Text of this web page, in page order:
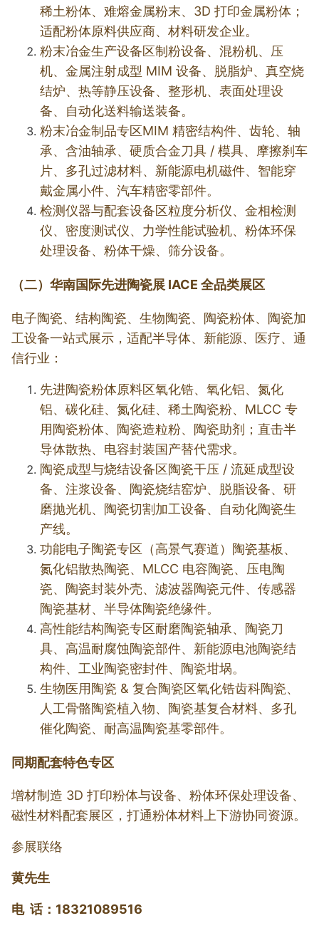
稀土粉体、难熔金属粉末、3D 打印金属粉体；
适配粉体原料供应商、材料研发企业。
粉末冶金生产设备区制粉设备、混粉机、压
机、 金属注射成型 MIM 设备、脱脂炉、真空烧
结炉、热等静压设备、整形机、表面处理设
备、自动化送料输送装备。
粉末冶金制品专区MIM 精密结构件、齿轮、轴
承、含油轴承、硬质合金刀具 / 模具、摩擦刹车
片、多孔过滤材料、新能源电机磁件、智能穿
戴金属小件、汽车精密零部件。
检测仪器与配套设备区粒度分析仪、金相检测
仪、密度测试仪、力学性能试验机、粉体环保
处理设备、粉体干燥、筛分设备。
（二）华南国际先进陶瓷展 IACE 全品类展区
电子陶瓷、结构陶瓷、生物陶瓷、陶瓷粉体、陶瓷加
工设备一站式展示，适配半导体、新能源、医疗、通
信行业：
先进陶瓷粉体原料区氧化锆、氧化铝、氮化
铝、碳化硅、氮化硅、稀土陶瓷粉、MLCC 专
用陶瓷粉体、陶瓷造粒粉、陶瓷助剂；直击半
导体散热、电容封装国产替代需求。
陶瓷成型与烧结设备区陶瓷干压 / 流延成型设
备、注浆设备、陶瓷烧结窑炉、脱脂设备、研
磨抛光机、陶瓷切割加工设备、自动化陶瓷生
产线。
功能电子陶瓷专区（高景气赛道） 陶瓷基板、
氮化铝散热陶瓷、MLCC 电容陶瓷、压电陶
瓷、陶瓷封装外壳、滤波器陶瓷元件、传感器
陶瓷基材、半导体陶瓷绝缘件。
高性能结构陶瓷专区耐磨陶瓷轴承、陶瓷刀
具、高温耐腐蚀陶瓷部件、新能源电池陶瓷结
构件、工业陶瓷密封件、陶瓷坩埚。
生物医用陶瓷 & 复合陶瓷区氧化锆齿科陶瓷、
人工骨骼陶瓷植入物、陶瓷基复合材料、多孔
催化陶瓷、耐高温陶瓷基零部件。
同期配套特色专区
增材制造 3D 打印粉体与设备、粉体环保处理设备、
磁性材料配套展区，打通粉体材料上下游协同资源。
参展联络
黄先生
电 话：18321089516